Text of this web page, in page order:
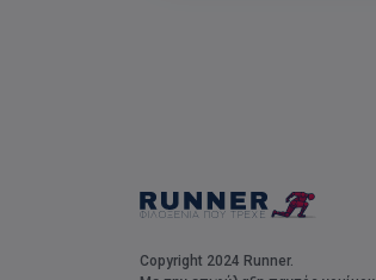
Copyright 2024 Runner.